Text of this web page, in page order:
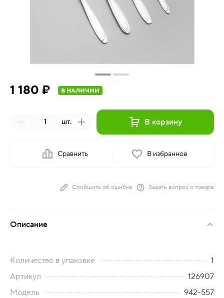
1 180 ₽ В НАЛИЧИИ
шт. В корзину
Сравнить В избранное
Сообщить об ошибке Задать вопрос о товаре
Описание
Количество в упаковке
1
Артикул
126907
Модель
942-557